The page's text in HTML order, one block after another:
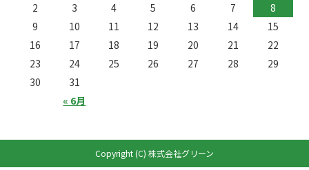
« 6月
2
3 4 5 6 7
8
9
10 11 12 13 14
15
16
17 18 19 20 21
22
23
24 25 26 27 28
29
30
31
Copyright (C) 株式会社グリーン